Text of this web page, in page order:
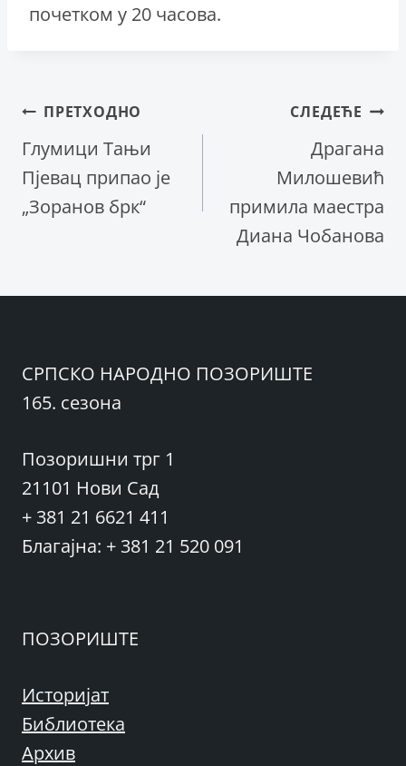
почетком у 20 часова.
Кретање
чланка
ПРЕТХОДНО
Глумици Тањи
Пјевац припао је
„Зоранов брк“
СЛЕДЕЋЕ
Драгана
Милошевић
примила маестра
Диана Чобанова
СРПСКО НАРОДНО ПОЗОРИШТЕ
165. сезона
Позоришни трг 1
21101 Нови Сад
+ 381 21 6621 411
Благајна: + 381 21 520 091
ПОЗОРИШТЕ
Историјат
Библиотека
Архив